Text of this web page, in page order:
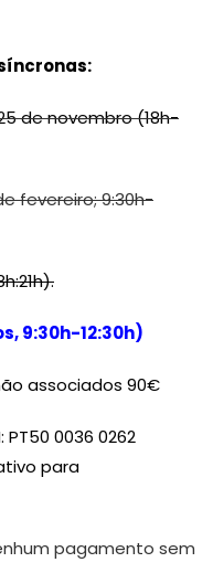
de novembro (18h-
fevereiro; 9:30h-
9:30h-12:30h)
associados 90€
0036 0262
para
pagamento sem